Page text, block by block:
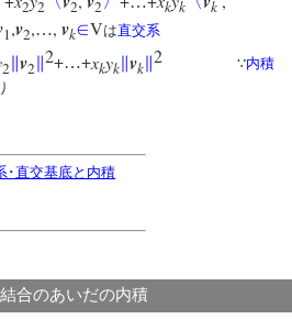
2 2 2 2 k k k
1,v2,…, vk∈Vは直交系
2 v2
2+…+xkyk vk
2 ∵内積
･直交基底と内積
結合のあいだの内積